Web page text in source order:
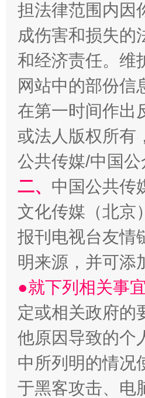
全民健身五年计划来了！等
阿坝州三大球赛在茂县开
担法律范围内因
成伤害和损失的
和经济责任。维
网站中的部份信
在第一时间作出
或法人版权所有
公共传媒/中国
二、 中国公共传
文化传媒（北京
报刊电视台友情
明来源，并可添
●就下列相关事
定或相关政府的
他原因导致的个
中所列明的情况
于黑客攻击、电